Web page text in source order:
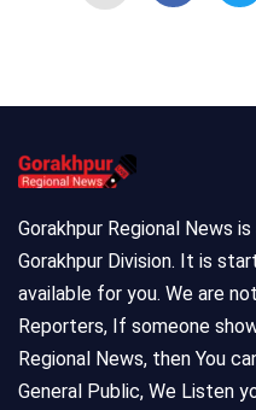
Gorakhpur Regional News
Gorakhpur Division. It is
available for you. We are
Reporters, If someone
Regional News, then You
General Public, We Listen